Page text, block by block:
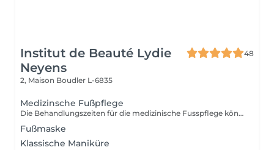
Institut de Beauté Lydie
Neyens
48
2, Maison Boudler L-6835
Medizinsche Fußpflege
Die Behandlungszeiten für die medizinische Fusspflege können unterschiedlich sein. Le temps nécessaire pour les pédicures peuvent varier.
Fußmaske
Klassische Maniküre